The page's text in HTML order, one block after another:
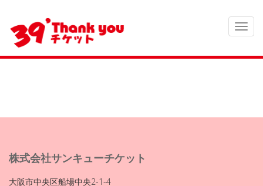
株式会社サンキューチケット
大阪市中央区船場中央2-1-4